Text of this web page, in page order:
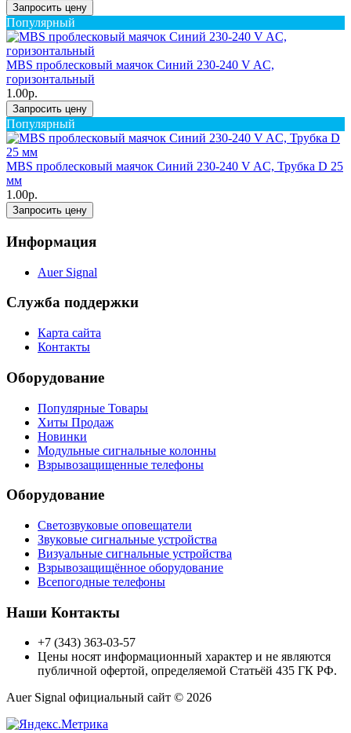
Запросить цену
Популярный
MBS проблесковый маячок Синий 230-240 V AC,
горизонтальный
1.00р.
Запросить цену
Популярный
MBS проблесковый маячок Синий 230-240 V AC, Трубка D 25
мм
1.00р.
Запросить цену
Информация
Auer Signal
Служба поддержки
Карта сайта
Контакты
Оборудование
Популярные Товары
Хиты Продаж
Новинки
Модульные сигнальные колонны
Взрывозащищенные телефоны
Оборудование
Светозвуковые оповещатели
Звуковые сигнальные устройства
Визуальные сигнальные устройства
Взрывозащищённое оборудование
Всепогодные телефоны
Наши Контакты
+7 (343) 363-03-57
Цены носят информационный характер и не являются
публичной офертой, определяемой Статьёй 435 ГК РФ.
Auer Signal официальный сайт © 2026